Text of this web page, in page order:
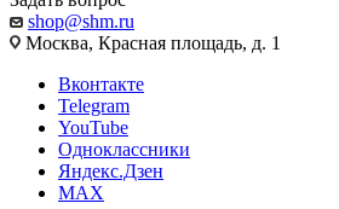
shop@shm.ru
Москва, Красная площадь, д. 1
Вконтакте
Telegram
YouTube
Одноклассники
Яндекс.Дзен
MAX